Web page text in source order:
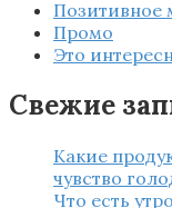
Промо
Это
Свежие
Какие
чувство
Что есть